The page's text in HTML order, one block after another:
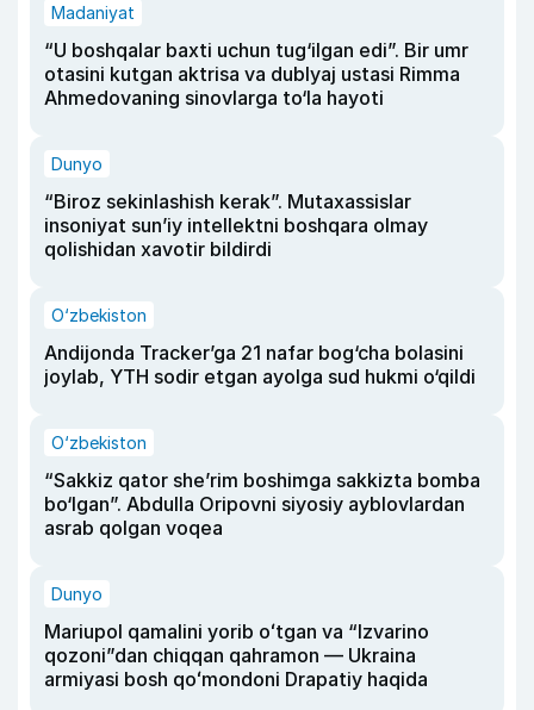
Madaniyat
“U boshqalar baxti uchun tug‘ilgan edi”. Bir umr
otasini kutgan aktrisa va dublyaj ustasi Rimma
Ahmedovaning sinovlarga to‘la hayoti
Dunyo
“Biroz sekinlashish kerak”. Mutaxassislar
insoniyat sun’iy intellektni boshqara olmay
qolishidan xavotir bildirdi
O‘zbekiston
Andijonda Tracker’ga 21 nafar bog‘cha bolasini
joylab, YTH sodir etgan ayolga sud hukmi o‘qildi
O‘zbekiston
“Sakkiz qator she’rim boshimga sakkizta bomba
bo‘lgan”. Abdulla Oripovni siyosiy ayblovlardan
asrab qolgan voqea
Dunyo
Mariupol qamalini yorib oʻtgan va “Izvarino
qozoni”dan chiqqan qahramon — Ukraina
armiyasi bosh qoʻmondoni Drapatiy haqida